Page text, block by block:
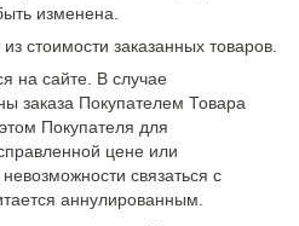
изменена.
стоимости заказанных товаров.
на сайте. В случае
заказа Покупателем Товара
Покупателя для
цене или
связаться с
аннулированным.